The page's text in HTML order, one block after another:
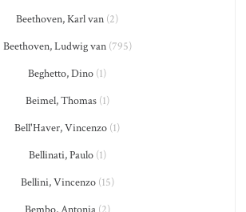
Beethoven, Karl van (2)
Beethoven, Ludwig van(795)
Beghetto, Dino (1)
Beimel, Thomas(1)
Bell'Haver, Vincenzo (1)
Bellinati, Paulo(1)
Bellini, Vincenzo(15)